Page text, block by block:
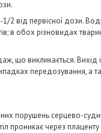
2 від первісної дози.
в обох різновидах
що викликається. Вихід
передозування, а
порушень серцево-
проникає через